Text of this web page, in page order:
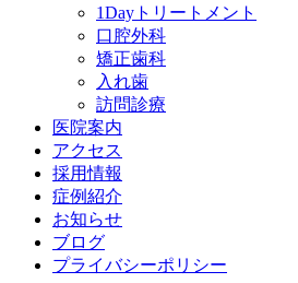
1Dayトリートメント
口腔外科
矯正歯科
入れ歯
訪問診療
医院案内
アクセス
採用情報
症例紹介
お知らせ
ブログ
プライバシーポリシー